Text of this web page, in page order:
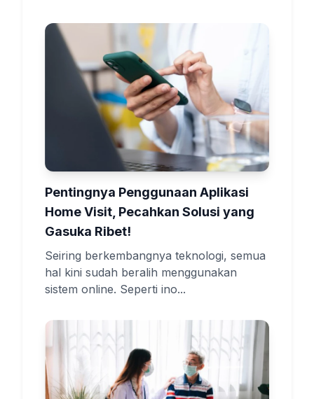
Pentingnya Penggunaan Aplikasi
Home Visit, Pecahkan Solusi yang
Gasuka Ribet!
Seiring berkembangnya teknologi, semua
hal kini sudah beralih menggunakan
sistem online. Seperti ino...